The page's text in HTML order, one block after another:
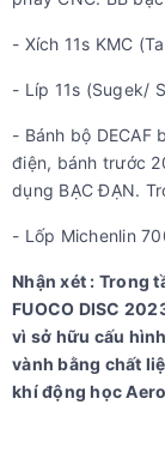
- Xích 11s KMC
- Líp 11s (Sugek/
- Bánh bộ DECAF
điện, bánh trước
dụng BẠC ĐẠN.
- Lốp Michenlin
Nhận xét : Trong
FUOCO DISC
vì sở hữu cấu
vành bằng chất
khí động học